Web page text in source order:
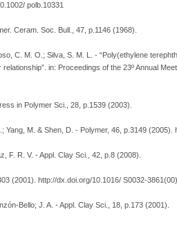
polb.10331
Ceram. Soc. Bull., 47, p.1146 (1968).
C. M. O.; Silva, S. M. L. - “Poly(ethylene
in: Proceedings of the 23º Annual
in Polymer Sci., 28, p.1539 (2003).
Yang, M. & Shen, D. - Polymer, 46, p.3149
F. R. V. - Appl. Clay Sci., 42, p.8 (2008).
(2001). http://dx.doi.org/10.1016/ S0032-
Bello; J. A. - Appl. Clay Sci., 18, p.173 (2001).